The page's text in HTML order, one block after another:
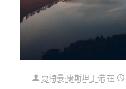
惠特曼·康斯坦丁诺在